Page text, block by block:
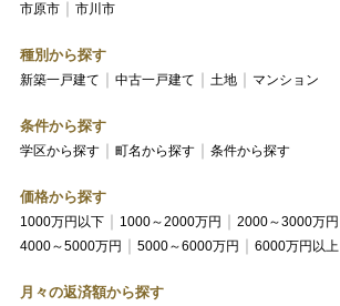
市原市
市川市
種別から探す
新築一戸建て 中古一戸建て 土地 マンション
条件から探す
学区から探す 町名から探す 条件から探す
価格から探す
1000万円以下 1000～2000万円 2000～3000万円
4000～5000万円
5000～6000万円 6000万円以上
月々の返済額から探す